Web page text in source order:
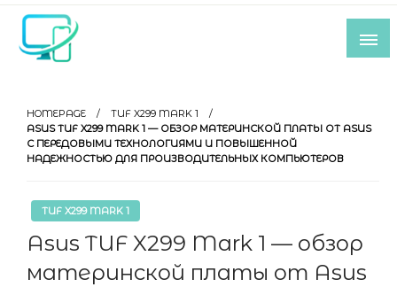
Skip
content
индустрии
HOMEPAGE
TUF X299 MARK 1
ASUS TUF X299 MARK 1 — ОБЗОР МАТЕРИНСКОЙ ПЛАТЫ ОТ ASUS
С ПЕРЕДОВЫМИ ТЕХНОЛОГИЯМИ И ПОВЫШЕННОЙ
НАДЕЖНОСТЬЮ ДЛЯ ПРОИЗВОДИТЕЛЬНЫХ КОМПЬЮТЕРОВ
TUF X299 MARK 1
Asus TUF X299 Mark 1 — обзор
материнской платы от Asus